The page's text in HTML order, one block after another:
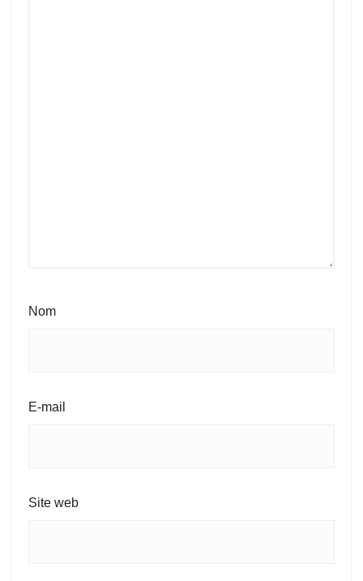
Nom
E-mail
Site web